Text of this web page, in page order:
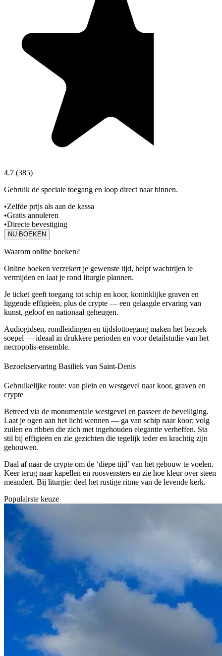
4.7 (385)
Gebruik de speciale toegang en loop direct naar binnen.
•Zelfde prijs als aan de kassa
•Gratis annuleren
•Directe bevestiging
NU BOEKEN
Waarom online boeken?
Online boeken verzekert je gewenste tijd, helpt wachtrijen te
vermijden en laat je rond liturgie plannen.
Je ticket geeft toegang tot schip en koor, koninklijke graven en
liggende effigieën, plus de crypte — een gelaagde ervaring van
kunst, geloof en nationaal geheugen.
Audiogidsen, rondleidingen en tijdslottoegang maken het bezoek
soepel — ideaal in drukkere perioden en voor detailstudie van het
necropolis‑ensemble.
Bezoekservaring Basiliek van Saint‑Denis
Gebruikelijke route: van plein en westgevel naar koor, graven en
crypte
Betreed via de monumentale westgevel en passeer de beveiliging.
Laat je ogen aan het licht wennen — ga van schip naar koor; volg
zuilen en ribben die zich met ingehouden elegantie verheffen. Sta
stil bij effigieën en zie gezichten die tegelijk teder en krachtig zijn
gehouwen.
Daal af naar de crypte om de ‘diepe tijd’ van het gebouw te voelen.
Keer terug naar kapellen en roosvensters en zie hoe kleur over steen
meandert. Bij liturgie: deel het rustige ritme van de levende kerk.
Populairste keuze